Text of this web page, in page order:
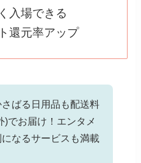
入場できる
還元率アップ
ばる日用品も配送料
)でお届け！エンタメ
なるサービスも満載